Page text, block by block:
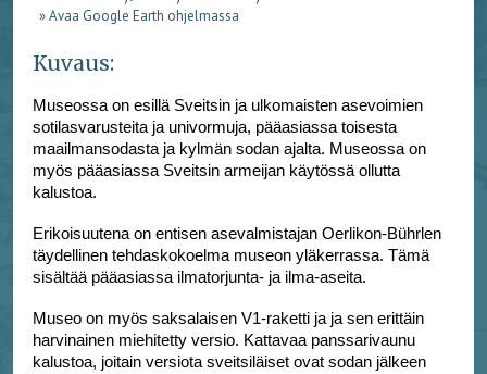
» Avaa Google Earth ohjelmassa
Kuvaus:
Museossa on esillä Sveitsin ja ulkomaisten asevoimien
sotilasvarusteita ja univormuja, pääasiassa toisesta
maailmansodastaja kylmän sodan ajalta. Museossa on
myös pääasiassa Sveitsin armeijan käytössä ollutta
kalustoa.
Erikoisuutena on entisen asevalmistajan Oerlikon-Bührlen
täydellinen tehdaskokoelma museon yläkerrassa. Tämä
sisältää pääasiassa ilmatorjunta- ja ilma-aseita.
Museo on myös saksalaisen V1-raketti ja ja sen erittäin
harvinainen miehitetty versio. Kattavaa panssarivaunu
kalustoa, joitain versiota sveitsiläiset ovat sodan jälkeen